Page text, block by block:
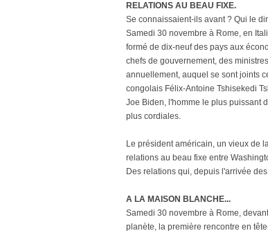
RELATIONS AU BEAU FIXE.
Se connaissaient-ils avant ? Qui le
Samedi 30 novembre à Rome, en
formé de dix-neuf des pays aux
chefs de gouvernement, des
annuellement, auquel se sont joints
congolais Félix-Antoine Tshisekedi
Joe Biden, l'homme le plus puissant
plus cordiales.
Le président américain, un vieux de
relations au beau fixe entre
Des relations qui, depuis l'arrivée
A LA MAISON BLANCHE...
Samedi 30 novembre à Rome,
planète, la première rencontre en